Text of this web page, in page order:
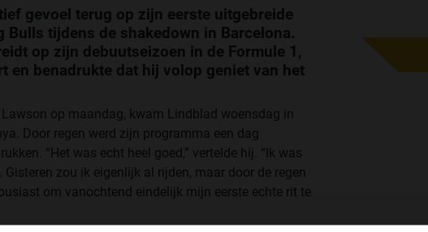
gevoel terug op zijn eerste uitgebreide
Bulls tijdens de shakedown in Barcelona.
op zijn debuutseizoen in de Formule 1,
en benadrukte dat hij volop geniet van het
op maandag, kwam Lindblad woensdag in
Door regen werd zijn programma een dag
“Het was echt heel goed,” vertelde hij. “Ik was
zou ik eigenlijk al rijden, maar door de regen
om vanochtend eindelijk mijn eerste echte rit te